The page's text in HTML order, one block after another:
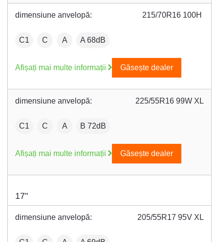
dimensiune anvelopă: 215/70R16 100H
:C1 Fuel efficiency:
C Wet grip:
A :A 68dB
Afișați mai multe informații Găsește dealer
dimensiune anvelopă: 225/55R16 99W XL
:C1 Fuel efficiency:
C Wet grip:
A :B 72dB
Afișați mai multe informații Găsește dealer
17"
dimensiune anvelopă: 205/55R17 95V XL